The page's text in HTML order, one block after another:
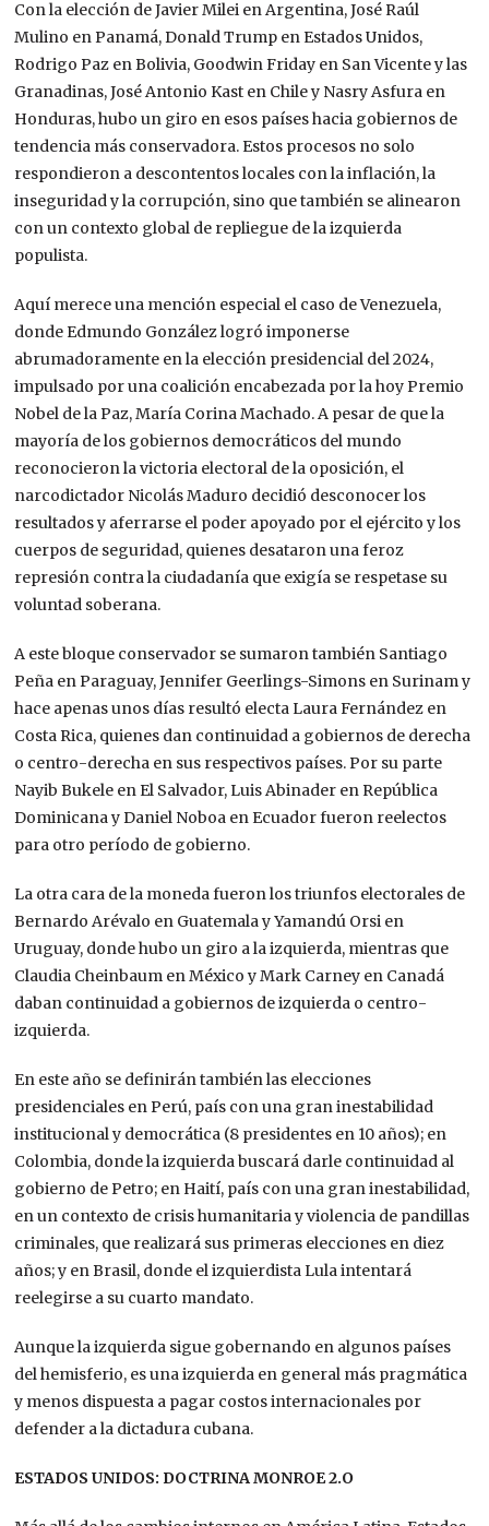
Con la elección de Javier Milei enArgentina, José Raúl
Mulino enPanamá, Donald Trump en Estados Unidos,
Rodrigo Paz enBolivia, Goodwin Friday en San Vicente y las
Granadinas, José Antonio Kast en Chile y Nasry Asfura en
Honduras, hubo un giro en esos países hacia gobiernos de
tendencia más conservadora. Estos procesos no solo
respondieron a descontentos locales con la inflación, la
inseguridad y la corrupción, sino que también se alinearon
con un contexto global de repliegue de la izquierda
populista.
Aquí merece una mención especial el caso de Venezuela,
donde Edmundo González logró imponerse
abrumadoramente en la elección presidencial del 2024,
impulsado por una coalición encabezada por la hoy Premio
Nobel de la Paz, María Corina Machado. A pesar de que la
mayoría de los gobiernos democráticos del mundo
reconocieron la victoria electoral de la oposición, el
narcodictador Nicolás Maduro decidió desconocer los
resultados y aferrarse el poder apoyado por el ejército y los
cuerpos de seguridad, quienes desataron una feroz
represión contra la ciudadanía que exigía se respetase su
voluntad soberana.
A este bloque conservador se sumaron también Santiago
Peña enParaguay, Jennifer Geerlings-Simons en Surinam y
hace apenas unos días resultó electa Laura Fernández en
Costa Rica, quienes dan continuidad a gobiernos de derecha
o centro-derecha en sus respectivos países.Por su parte
Nayib Bukele en El Salvador, Luis Abinader en República
Dominicanay Daniel Noboa en Ecuador fueron reelectos
para otro período de gobierno.
La otra cara de la moneda fueron los triunfos electorales de
Bernardo Arévalo en Guatemala y Yamandú Orsi en
Uruguay, donde hubo un giro a la izquierda, mientras que
Claudia Cheinbaum en México yMark Carney en Canadá
daban continuidad a gobiernos de izquierda o centro-
izquierda.
En este año se definirán también las elecciones
presidenciales en Perú, país con una gran inestabilidad
institucional y democrática (8 presidentes en 10 años); en
Colombia, donde la izquierda buscará darle continuidad al
gobierno de Petro; en Haití, país con una gran inestabilidad,
en un contexto de crisis humanitaria y violencia de pandillas
criminales, que realizará sus primeras elecciones en diez
años; y en Brasil, donde el izquierdista Lula intentará
reelegirse a su cuarto mandato.
Aunque la izquierda sigue gobernando en algunos países
del hemisferio, es una izquierda en general más pragmática
y menos dispuesta a pagar costos internacionales por
defender a la dictadura cubana.
ESTADOS UNIDOS: DOCTRINA MONROE 2.O